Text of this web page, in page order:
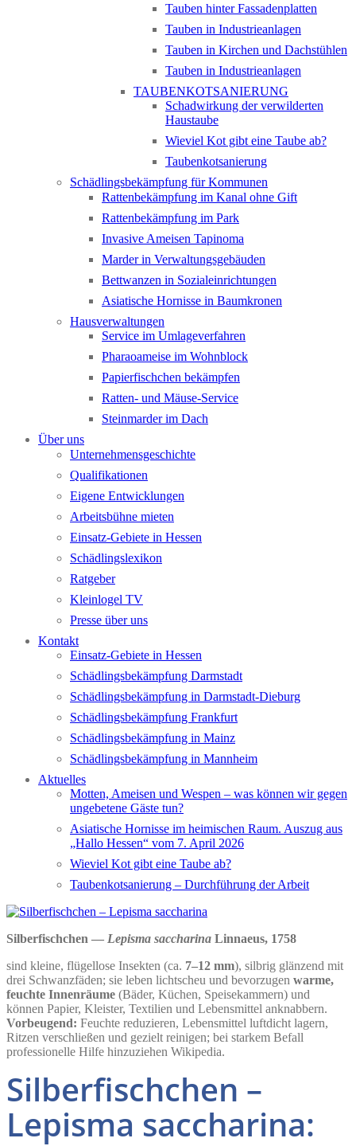
Tauben hinter Fassadenplatten
Tauben in Industrieanlagen
Tauben in Kirchen und Dachstühlen
Tauben in Industrieanlagen
TAUBENKOTSANIERUNG
Schadwirkung der verwilderten
Haustaube
Wieviel Kot gibt eine Taube ab?
Taubenkotsanierung
Schädlingsbekämpfung für Kommunen
Rattenbekämpfung im Kanal ohne Gift
Rattenbekämpfung im Park
Invasive Ameisen Tapinoma
Marder in Verwaltungsgebäuden
Bettwanzen in Sozialeinrichtungen
Asiatische Hornisse in Baumkronen
Hausverwaltungen
Service im Umlageverfahren
Pharaoameise im Wohnblock
Papierfischchen bekämpfen
Ratten- und Mäuse-Service
Steinmarder im Dach
Über uns
Unternehmensgeschichte
Qualifikationen
Eigene Entwicklungen
Arbeitsbühne mieten
Einsatz-Gebiete in Hessen
Schädlingslexikon
Ratgeber
Kleinlogel TV
Presse über uns
Kontakt
Einsatz-Gebiete in Hessen
Schädlingsbekämpfung Darmstadt
Schädlingsbekämpfung in Darmstadt-Dieburg
Schädlingsbekämpfung Frankfurt
Schädlingsbekämpfung in Mainz
Schädlingsbekämpfung in Mannheim
Aktuelles
Motten, Ameisen und Wespen – was können wir gegen
ungebetene Gäste tun?
Asiatische Hornisse im heimischen Raum. Auszug aus
„Hallo Hessen“ vom 7. April 2026
Wieviel Kot gibt eine Taube ab?
Taubenkotsanierung – Durchführung der Arbeit
Silberfischchen — Lepisma saccharina Linnaeus, 1758
sind kleine, flügellose Insekten (ca. 7–12 mm), silbrig glänzend mit
drei Schwanzfäden; sie leben lichtscheu und bevorzugen warme,
feuchte Innenräume (Bäder, Küchen, Speisekammern) und
können Papier, Kleister, Textilien und Lebensmittel anknabbern.
Vorbeugend: Feuchte reduzieren, Lebensmittel luftdicht lagern,
Ritzen verschließen und gezielt reinigen; bei starkem Befall
professionelle Hilfe hinzuziehen Wikipedia.
Silberfischchen –
Lepisma saccharina: